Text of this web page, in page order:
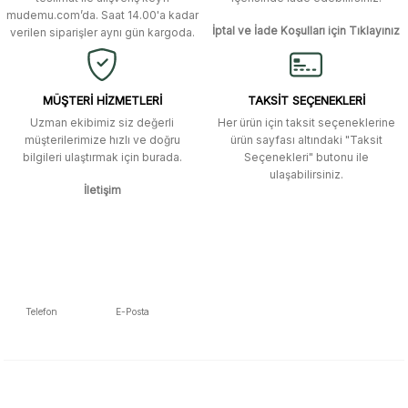
Ürün fiyatı diğer sitelerden daha pahalı.
Bu ürüne benzer farklı alternatifler olmalı.
Site güvenilir ve kullanışlı, fakat
kavela ve diğer ahşap aksesuarları
menü seçeneklerinde bulunmuyor,
spesifik olarak "kavela" terimini
aratarak bulunabilir.
M... K... | 12/12/2025
Ben bu kadar hızlı bir teslimat
Ben bu kadar hızlı bir teslimat
mudemu.com’da. Saat 14.00'a kadar
verilen siparişler aynı gün kargoda.
İptal ve İade Koşulları için Tıklayınız
MÜŞTERİ HİZMETLERİ
Uzman ekibimiz siz değerli
müşterilerimize hızlı ve doğru
bilgileri ulaştırmak için burada.
İletişim
TAKSİT SEÇENEKLERİ
Her ürün için taksit seçeneklerine
ürün sayfası altındaki "Taksit
Seçenekleri" butonu ile
ulaşabilirsiniz.
Telefon E-Posta